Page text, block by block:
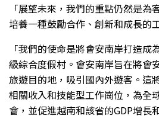
「展望未來，我們的重點仍然是為
培養一種鼓勵合作、創新和成長的
「我們的使命是將會安南岸打造
級綜合度假村。會安南岸旨在將會
旅遊目的地，吸引國內外遊客。這
相關收入和技能型工作崗位，為全
會，並促進越南和該省的GDP增長